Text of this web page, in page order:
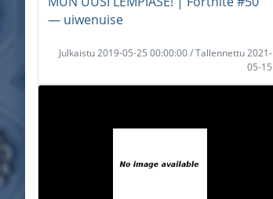
― uiwenuise
Julkaistu 2019-05-25 00:00:00 / Tallennettu 2021-
05-15